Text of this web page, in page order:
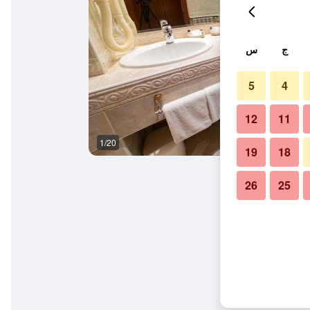
1/20
ج س
4
5
11
12
18
19
25
26